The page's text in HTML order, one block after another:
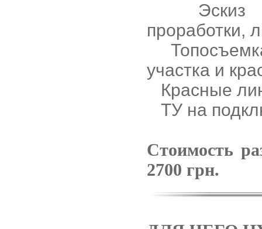
Эскиз
проработки,
участка и
Красные
ТУ на
Стоимость
2700 грн.